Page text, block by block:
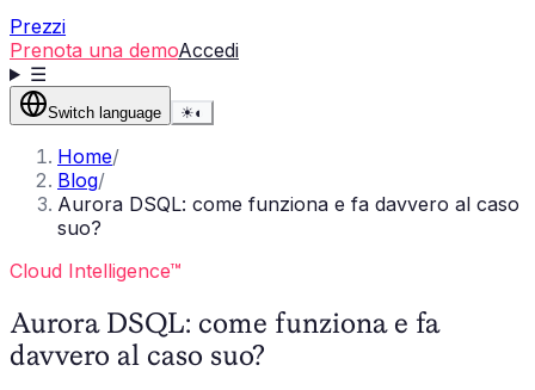
Prezzi
Prenota una demoAccedi
☰
Switch language ☀◐
Home/
Blog/
Aurora DSQL: come funziona e fa davvero al caso
suo?
Cloud Intelligence™
Aurora DSQL: come funziona e fa
davvero al caso suo?